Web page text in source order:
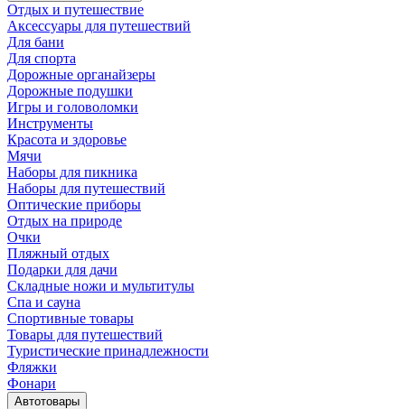
Отдых и путешествие
Аксессуары для путешествий
Для бани
Для спорта
Дорожные органайзеры
Дорожные подушки
Игры и головоломки
Инструменты
Красота и здоровье
Мячи
Наборы для пикника
Наборы для путешествий
Оптические приборы
Отдых на природе
Очки
Пляжный отдых
Подарки для дачи
Складные ножи и мультитулы
Спа и сауна
Спортивные товары
Товары для путешествий
Туристические принадлежности
Фляжки
Фонари
Автотовары